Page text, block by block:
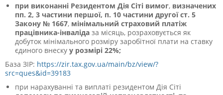
при виконанні Резидентом Дія Сіті вимог, визначених
пп. 2, 3 частини першої, п. 10 частини другої ст. 5
Закону № 1667, мінімальний страховий платіж
працівника-інваліда за місяць, розраховується як
добуток мінімального розміру заробітної плати на ставку
єдиного внеску у розмірі 22%;
База ЗІР: https://zir.tax.gov.ua/main/bz/view/?
src=ques&id=39183
при нарахуванні та виплаті резидентом Дія Сіті